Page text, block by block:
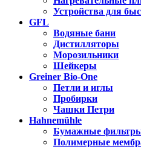
Устройства для
GFL
Водяные бани
Дистилляторы
Морозильники
Шейкеры
Greiner Bio-One
Петли и иглы
Пробирки
Чашки Петри
Hahnemühle
Бумажные
Полимерные